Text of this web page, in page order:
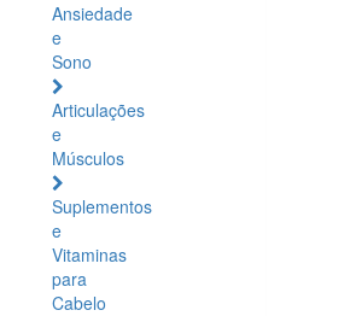
Ansiedade
e
Sono
Articulações
e
Músculos
Suplementos
e
Vitaminas
para
Cabelo